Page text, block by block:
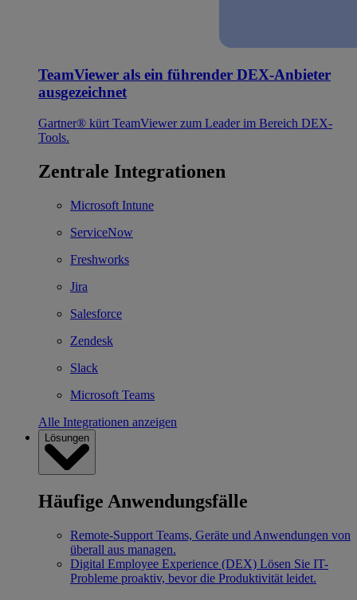
TeamViewer als ein führender DEX-Anbieter
ausgezeichnet
Gartner® kürt TeamViewer zum Leader im Bereich DEX-
Tools.
Zentrale Integrationen
Microsoft Intune
ServiceNow
Freshworks
Jira
Salesforce
Zendesk
Slack
Microsoft Teams
Alle Integrationen anzeigen
Lösungen
Häufige Anwendungsfälle
Remote-Support Teams, Geräte und Anwendungen von
überall aus managen.
Digital Employee Experience (DEX) Lösen Sie IT-
Probleme proaktiv, bevor die Produktivität leidet.